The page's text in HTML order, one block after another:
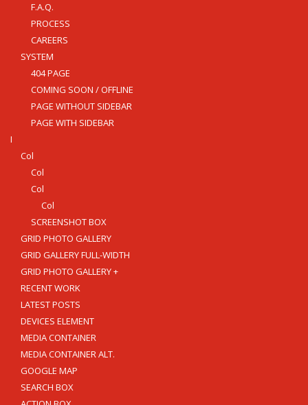
F.A.Q.
PROCESS
CAREERS
SYSTEM
404 PAGE
COMING SOON / OFFLINE
PAGE WITHOUT SIDEBAR
PAGE WITH SIDEBAR
I
Col
Col
Col
Col
SCREENSHOT BOX
GRID PHOTO GALLERY
GRID GALLERY FULL-WIDTH
GRID PHOTO GALLERY +
RECENT WORK
LATEST POSTS
DEVICES ELEMENT
MEDIA CONTAINER
MEDIA CONTAINER ALT.
GOOGLE MAP
SEARCH BOX